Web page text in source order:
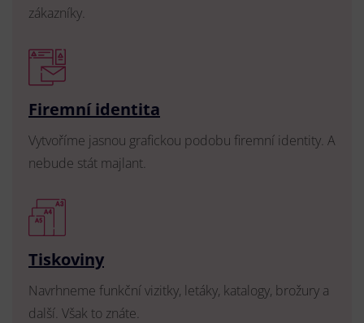
zákazníky.
Firemní identita
Vytvoříme jasnou grafickou podobu firemní identity. A
nebude stát majlant.
Tiskoviny
Navrhneme funkční vizitky, letáky, katalogy, brožury a
další. Však to znáte.